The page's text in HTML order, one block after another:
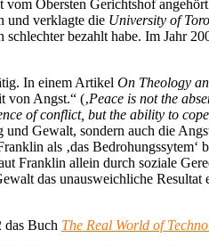
Obersten Gerichtshof
und verklagte die University of
bezahlt habe. Im Jahr
In einem Artikel On Theology
von Angst.“ (‚Peace is not the
of conflict, but the ability to
Gewalt, sondern auch die
als ‚das
Franklin allein durch soziale
das unausweichliche
das Buch The Real World of